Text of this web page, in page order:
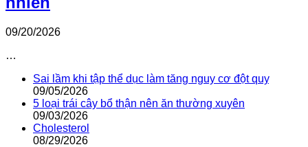
09/20/2026
…
Sai lầm khi tập thể dục làm tăng nguy cơ đột quỵ
09/05/2026
5 loại trái cây bổ thận nên ăn thường xuyên
09/03/2026
Cholesterol
08/29/2026